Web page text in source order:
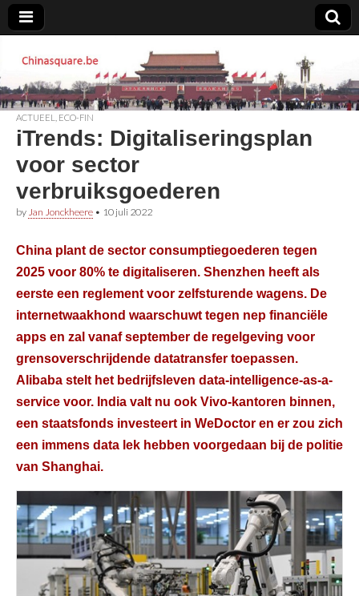
Chinasquare.be
ACTUEEL ECO-FIN
iTrends: Digitaliseringsplan
voor sector
verbruiksgoederen
by Jan Jonckheere • 10 juli 2022
China plant de sector consumptiegoederen tegen
2025 voor 80% te digitaliseren. Shenzhen heeft als
eerste een reglement voor zelfsturende wagens. De
internetwaakhond waarschuwt tegen nep financiële
apps en zal vanaf september de regelgeving voor
grensoverschrijdende datatransfer toepassen.
Alibaba stelt het bedrijfsleven data-intelligence-as-a-
service voor. India valt nu ook Vivo-kantoren binnen,
een staatsfonds investeert in WeDoctor en er zou zich
een immens data lek hebben voorgedaan bij de politie
van Shanghai.